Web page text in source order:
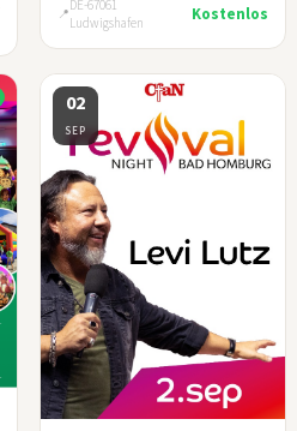
DE-67061
Ludwigshafen
Kostenlos
02
SEP